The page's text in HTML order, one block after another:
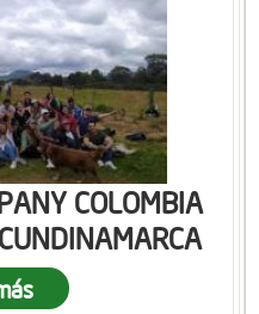
COLOMBIA